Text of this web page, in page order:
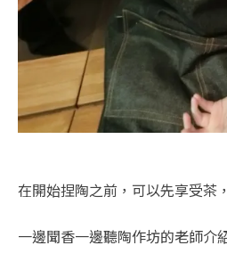
在開始捏陶之前，可以先享受茶，
一邊聞香一邊聽陶作坊的老師介